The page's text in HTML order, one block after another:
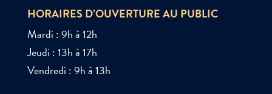
HORAIRES D’OUVERTURE AU PUBLIC
Mardi : 9h à 12h
Jeudi : 13h à 17h
Vendredi : 9h à 13h